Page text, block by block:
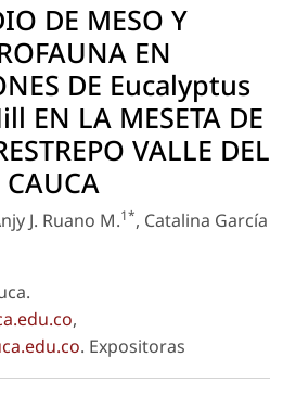
DE MESO Y
EN
DE Eucalyptus
EN LA MESETA DE
VALLE DEL
CAUCA
J. Ruano M.1*, Catalina García
,
. Expositoras